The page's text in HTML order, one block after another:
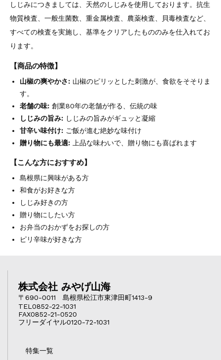
しじみにつきましては、天然のしじみを使用しております。抗生
物質検査、一般生菌数、重金属検査、農薬検査、貝毒検査など、
すべての検査を実施し、基準をクリアしたもののみを仕入れてお
ります。
【商品の特徴】
山椒の爽やかさ:山椒のピリッとした刺激が、食欲をそそりま
す。
老舗の味:創業80年の老舗が作る、伝統の味
しじみの旨み:しじみの旨みがギュッと凝縮
甘辛い味付け:ご飯が進む絶妙な味付け
贈り物にも最適:上品な味わいで、贈り物にも喜ばれます
【こんな方におすすめ】
島根県に興味がある方
和食がお好きな方
しじみ好きの方
贈り物にしたい方
お弁当のおかずをお探しの方
ピリ辛味が好きな方
株式会社 みやげ山海
〒690-0011 島根県松江市東津田町1413-9
TEL0852-22-1031
FAX0852-21-0520
フリーダイヤル0120-72-1031
特集一覧